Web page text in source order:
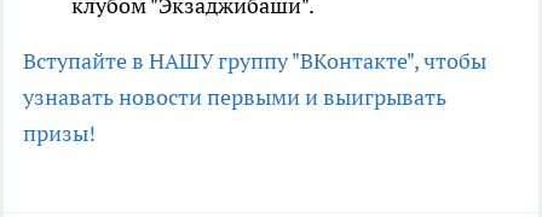
Вступайте в НАШУ группу "ВКонтакте", чтобы
узнавать новости первыми и выигрывать
призы!